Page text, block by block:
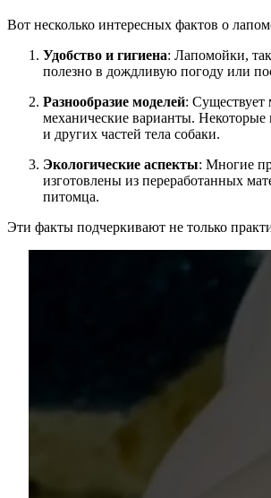
Вот несколько интересных фактов о
Удобство и гигиена: Лапомойки,
полезно в дождливую погоду или
Разнообразие моделей: Существует
механические варианты.
и других частей тела собаки.
Экологические аспекты: Многие
изготовлены из переработанных
питомца.
Эти факты подчеркивают не только